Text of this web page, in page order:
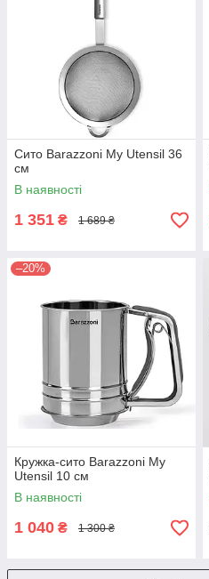
Сито Barazzoni My Utensil 36
см
В наявності
1 351 ₴ 1 689 ₴
–20%
Кружка-сито Barazzoni My
Utensil 10 см
В наявності
1 040 ₴ 1 300 ₴